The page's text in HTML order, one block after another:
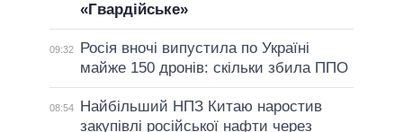
«Гвардійське»
09:32
Росія вночі випустила по Україні
майже 150 дронів: скільки збила ППО
08:54
Найбільший НПЗ Китаю наростив
закупівлі російської нафти через